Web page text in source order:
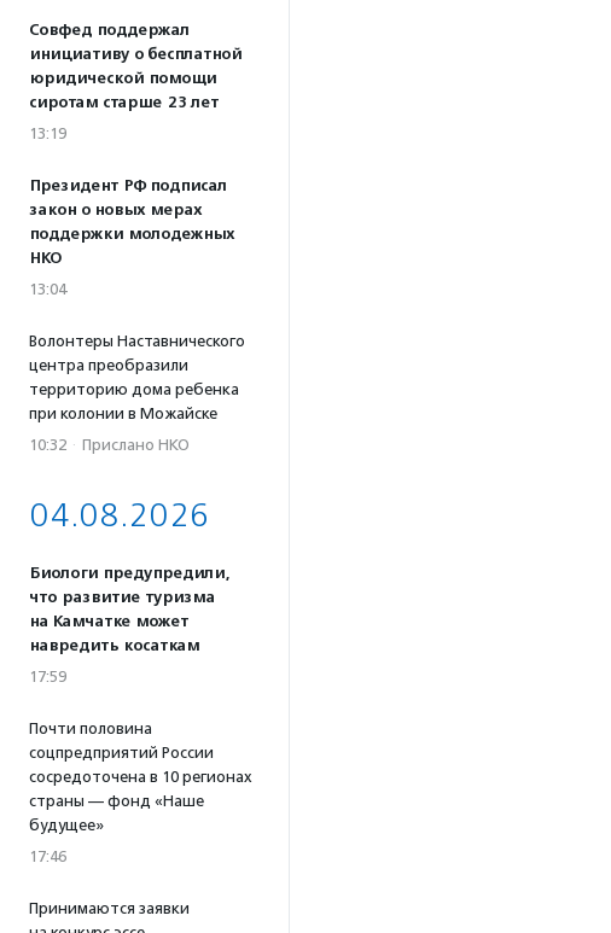
Совфед поддержал
инициативу о бесплатной
юридической помощи
сиротам старше 23 лет
13:19
Президент РФ подписал
закон о новых мерах
поддержки молодежных
НКО
13:04
Волонтеры Наставнического
центра преобразили
территорию дома ребенка
при колонии в Можайске
10:32 · Прислано НКО
04.08.2026
Биологи предупредили,
что развитие туризма
на Камчатке может
навредить косаткам
17:59
Почти половина
соцпредприятий России
сосредоточена в 10 регионах
страны — фонд «Наше
будущее»
17:46
Принимаются заявки